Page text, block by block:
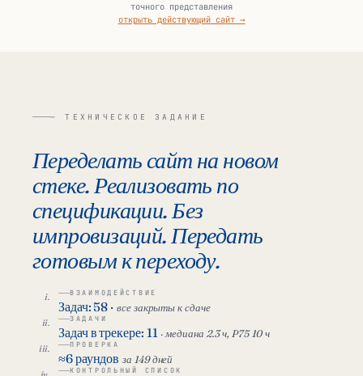
точного представления
открыть действующий сайт →
— ТЕХНИЧЕСКОЕ ЗАДАНИЕ
Переделать сайт на новом
стеке. Реализовать по
спецификации. Без
импровизаций. Передать
готовым к переходу.
ВЗАИМОДЕЙСТВИЕ
Задач: 58 · все закрыты к сдаче
ЗАДАЧИ
Задач в трекере: 11 · медиана 2.3 ч, P75 10 ч
ПРОВЕРКА
≈6 раундов за 149 дней
КОНТРОЛЬНЫЙ СПИСОК